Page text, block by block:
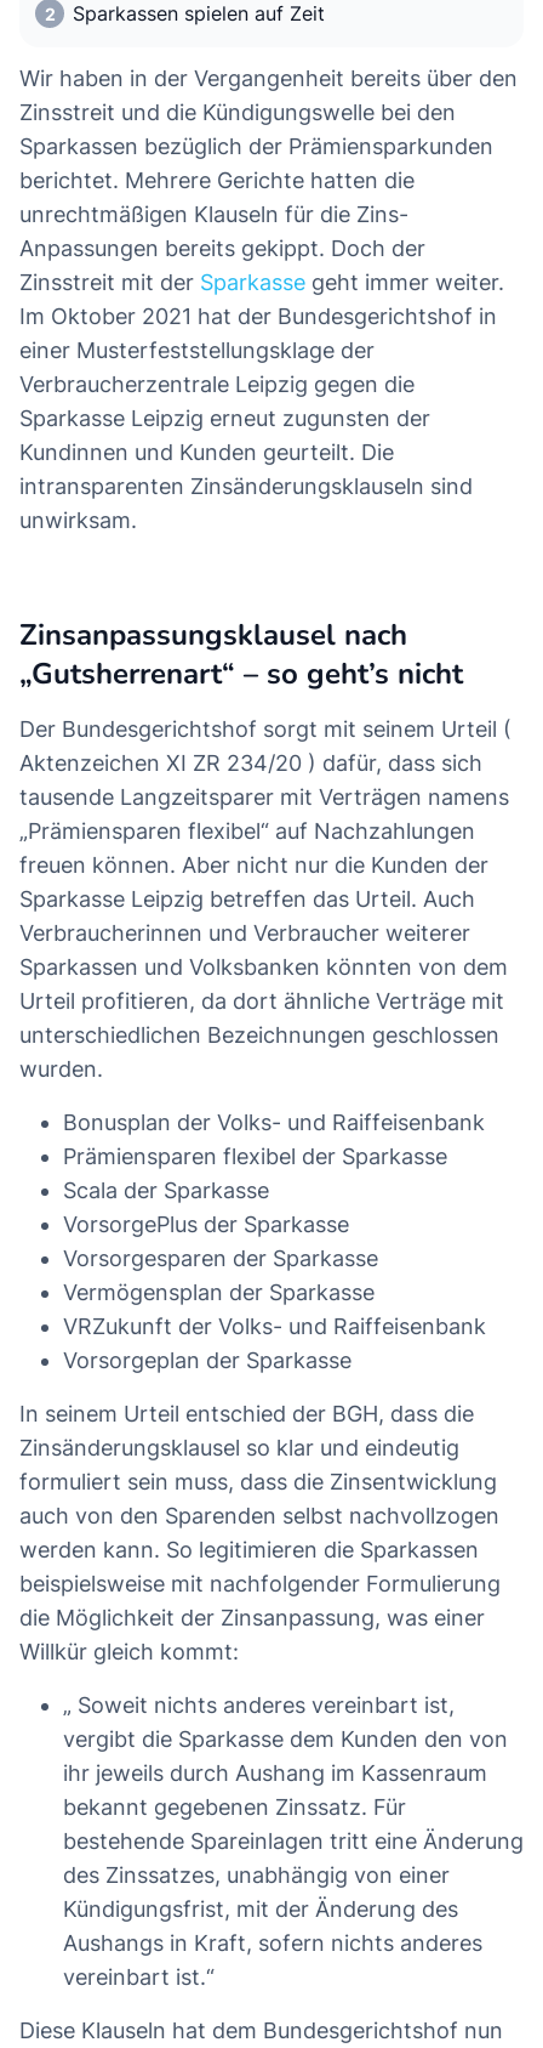
Sparkassen spielen auf Zeit
Wir haben in der Vergangenheit bereits über den
Zinsstreit und die Kündigungswelle bei den
Sparkassen bezüglich der Prämiensparkunden
berichtet. Mehrere Gerichte hatten die
unrechtmäßigen Klauseln für die Zins-
Anpassungen bereits gekippt. Doch der
Zinsstreit mit der Sparkasse geht immer weiter.
Im Oktober 2021 hat der Bundesgerichtshof in
einer Musterfeststellungsklage der
Verbraucherzentrale Leipzig gegen die
Sparkasse Leipzig erneut zugunsten der
Kundinnen und Kunden geurteilt. Die
intransparenten Zinsänderungsklauseln sind
unwirksam.
Zinsanpassungsklausel nach
„Gutsherrenart“ – so geht’s nicht
Der Bundesgerichtshof sorgt mit seinem Urteil (
Aktenzeichen XI ZR 234/20 ) dafür, dass sich
tausende Langzeitsparer mit Verträgen namens
„Prämiensparen flexibel“ auf Nachzahlungen
freuen können. Aber nicht nur die Kunden der
Sparkasse Leipzig betreffen das Urteil. Auch
Verbraucherinnen und Verbraucher weiterer
Sparkassen und Volksbanken könnten von dem
Urteil profitieren, da dort ähnliche Verträge mit
unterschiedlichen Bezeichnungen geschlossen
wurden.
Bonusplan der Volks- und Raiffeisenbank
Prämiensparen flexibel der Sparkasse
Scala der Sparkasse
VorsorgePlus der Sparkasse
Vorsorgesparen der Sparkasse
Vermögensplan der Sparkasse
VRZukunft der Volks- und Raiffeisenbank
Vorsorgeplan der Sparkasse
In seinem Urteil entschied der BGH, dass die
Zinsänderungsklausel so klar und eindeutig
formuliert sein muss, dass die Zinsentwicklung
auch von den Sparenden selbst nachvollzogen
werden kann. So legitimieren die Sparkassen
beispielsweise mit nachfolgender Formulierung
die Möglichkeit der Zinsanpassung, was einer
Willkür gleich kommt:
„ Soweit nichts anderes vereinbart ist,
vergibt die Sparkasse dem Kunden den von
ihr jeweils durch Aushang im Kassenraum
bekannt gegebenen Zinssatz. Für
bestehende Spareinlagen tritt eine Änderung
des Zinssatzes, unabhängig von einer
Kündigungsfrist, mit der Änderung des
Aushangs in Kraft, sofern nichts anderes
vereinbart ist.“
Diese Klauseln hat dem Bundesgerichtshof nun